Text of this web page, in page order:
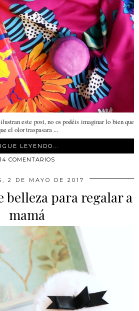
este post, no os podéis imaginar lo bien que
el olor traspasara ...
LEYENDO...
14 COMENTARIOS
2 DE MAYO DE 2017
belleza para regalar a
mamá